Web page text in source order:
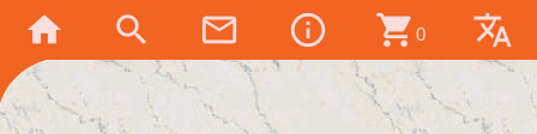
home search mail_outline info_outline shopping_cart 0 translate